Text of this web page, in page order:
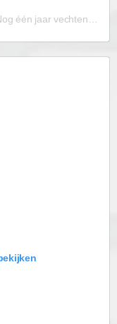
Een bericht gedeeld door Sara Merckx • Nog één jaar vechten. Eén jaar | PID & AD(H)D (@vooraltijdziek)